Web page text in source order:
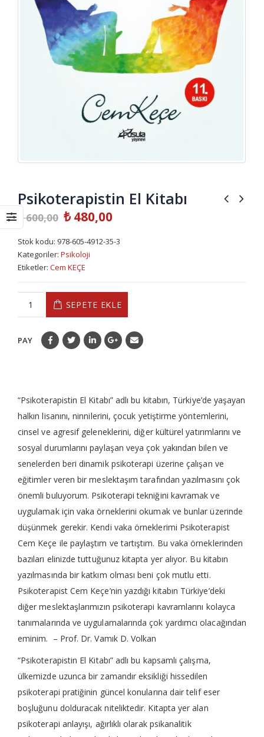
Psikoterapistin El Kitabı
600,00 ₺480,00
Stok kodu: 978-605-4912-35-3
Kategoriler: Psikoloji
Etiketler: Cem KEÇE
SEPETE EKLE
PAY
“Psikoterapistin El Kitabı” adlı bu kitabın, Türkiye’de yaşayan
halkın lisanını, ninnilerini, çocuk yetiştirme yöntemlerini,
cinsel ve agresif geleneklerini, diğer kültürel yatırımlarını ve
sosyal durumlarını paylaşan veya çok yakından bilen ve
senelerden beri dinamik psikoterapi üzerine çalışan ve
eğitimler veren bir meslektaşım tarafından yazılmasını çok
önemli buluyorum. Psikoterapi tekniğini kavramak ve
uygulamak için vaka örneklerini okumak ve bunlar üzerinde
düşünmek gerekir. Kendi vaka örneklerimi Psikoterapist
Cem Keçe ile paylaştım ve tartıştım. Bu vaka örneklerinden
bazıları elinizde tuttuğunuz kitapta yer alıyor. Bu kitabın
yazılmasında bir katkım olması beni çok mutlu etti.
Psikoterapist Cem Keçe’nin yazdığı kitabın Türkiye’deki
diğer meslektaşlarımızın psikoterapi kavramlarını kolayca
tanımalarında ve uygulamalarında çok yardımcı olacağından
eminim. – Prof. Dr. Vamık D. Volkan
“Psikoterapistin El Kitabı” adlı bu kapsamlı çalışma,
ülkemizde uzunca bir zamandır eksikliği hissedilen
psikoterapi pratiğinin güncel konularına dair telif eser
boşluğunu dolduracak niteliktedir. Kitapta yer alan
psikoterapi anlayışı, ağırlıklı olarak psikanalitik